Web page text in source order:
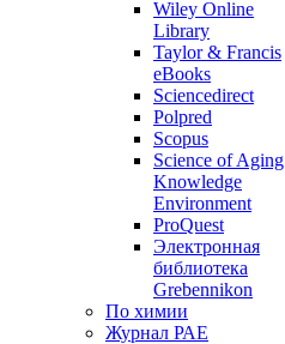
Wiley Online
Library
Taylor & Francis
eBooks
Sciencedirect
Polpred
Scopus
Science of Aging
Knowledge
Environment
ProQuest
Электронная
библиотека
Grebennikon
По химии
Журнал РАЕ